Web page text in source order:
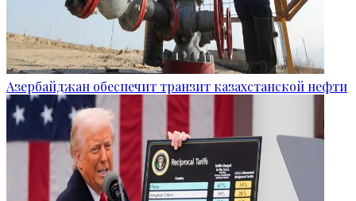
Азербайджан обеспечит транзит казахстанской нефти